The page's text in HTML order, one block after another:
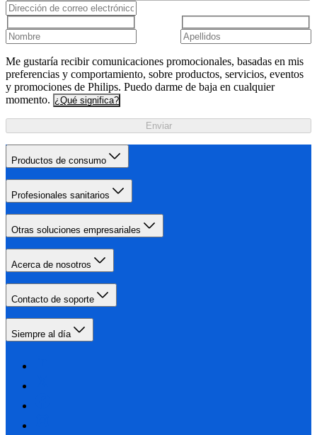
Me gustaría recibir comunicaciones promocionales, basadas en mis
preferencias y comportamiento, sobre productos, servicios, eventos
y promociones de Philips. Puedo darme de baja en cualquier
momento. ¿Qué significa?
Enviar
Productos de consumo
Profesionales sanitarios
Otras soluciones empresariales
Acerca de nosotros
Contacto de soporte
Siempre al día